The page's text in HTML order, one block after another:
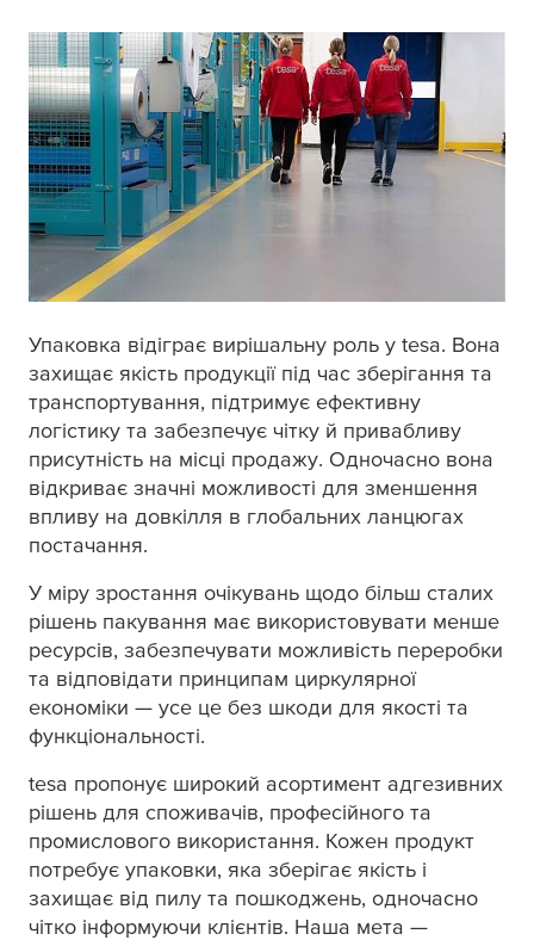
Упаковка відіграє вирішальну роль у tesa. Вона
захищає якість продукції під час зберігання та
транспортування, підтримує ефективну
логістику та забезпечує чітку й привабливу
присутність на місці продажу. Одночасно вона
відкриває значні можливості для зменшення
впливу на довкілля в глобальних ланцюгах
постачання.
У міру зростання очікувань щодо більш сталих
рішень пакування має використовувати менше
ресурсів, забезпечувати можливість переробки
та відповідати принципам циркулярної
економіки — усе це без шкоди для якості та
функціональності.
tesa пропонує широкий асортимент адгезивних
рішень для споживачів, професійного та
промислового використання. Кожен продукт
потребує упаковки, яка зберігає якість і
захищає від пилу та пошкоджень, одночасно
чітко інформуючи клієнтів. Наша мета —